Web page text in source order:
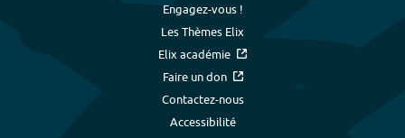
Engagez-vous !
Les Thèmes Elix
Elix académie
Faire un don
Contactez-nous
Accessibilité